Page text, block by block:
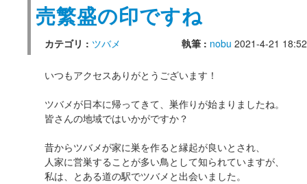
売繁盛の印ですね
カテゴリ : ツバメ 執筆 : nobu 2021-4-21 18:52
いつもアクセスありがとうございます！
ツバメが日本に帰ってきて、巣作りが始まりましたね。
皆さんの地域ではいかがですか？
昔からツバメが家に巣を作ると縁起が良いとされ、
人家に営巣することが多い鳥として知られていますが、
私は、とある道の駅でツバメと出会いました。